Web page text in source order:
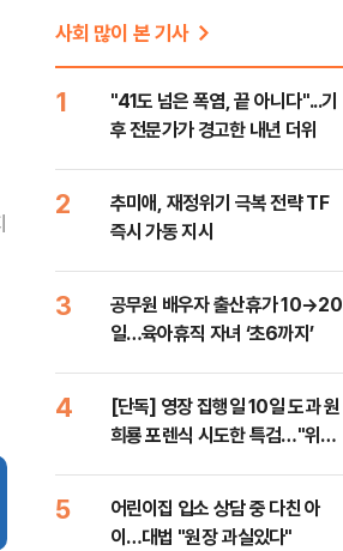
사회 많이 본 기사
1
"41도 넘은 폭염, 끝 아니다"...기
후 전문가가 경고한 내년 더위
2
추미애, 재정위기 극복 전략 TF
즉시 가동 지시
3
공무원 배우자 출산휴가 10→20
일…육아휴직 자녀 ‘초6까지’
4
[단독] 영장 집행일 10일 도과 원
희룡 포렌식 시도한 특검…"위법
5
어린이집 입소 상담 중 다친 아
이…대법 "원장 과실있다"